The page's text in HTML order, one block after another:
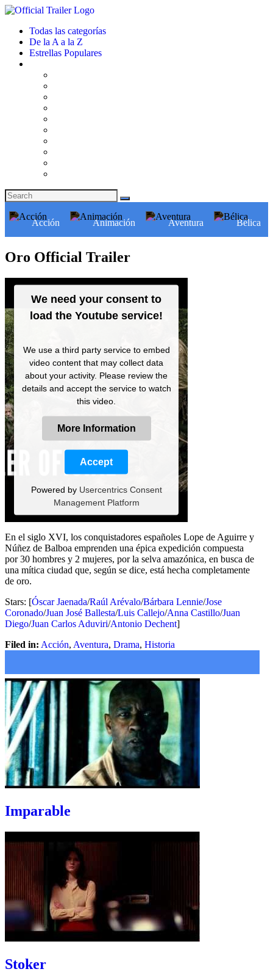
Todas las categorías
De la A a la Z
Estrellas Populares
Acción Animación Aventura Bélica
Oro Official Trailer
We need your consent to
load the Youtube service!
We use a third party service to embed
video content that may collect data
about your activity. Please review the
details and accept the service to watch
this video.
More Information
Accept
Powered by Usercentrics Consent
Management Platform
En el siglo XVI, los conquistadores españoles Lope de Aguirre y
Núñez de Balboa emprenden una épica expedición compuesta
por 30 hombres y 2 mujeres, por la selva amazónica, en busca de
una mítica ciudad que, según se dice, está hecha completamente
de oro.
Stars: [Óscar Jaenada/Raúl Arévalo/Bárbara Lennie/Jose
Coronado/Juan José Ballesta/Luis Callejo/Anna Castillo/Juan
Diego/Juan Carlos Aduviri/Antonio Dechent]
Filed in: Acción, Aventura, Drama, Historia
Imparable
Stoker